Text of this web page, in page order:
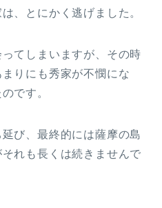
、とにかく逃げました。
てしまいますが、その時
りにも秀家が不憫にな
です。
び、最終的には薩摩の島
れも長くは続きませんで